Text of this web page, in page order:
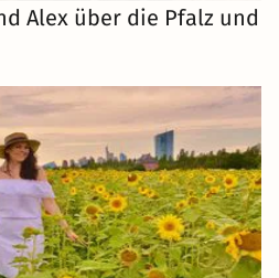
Alex über die Pfalz und